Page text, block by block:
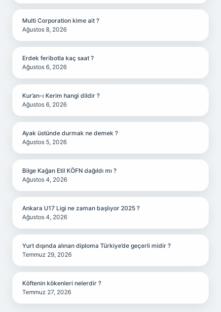
Multi Corporation kime ait ?
Ağustos 8, 2026
Erdek feribotla kaç saat ?
Ağustos 6, 2026
Kur’an-ı Kerim hangi dildir ?
Ağustos 6, 2026
Ayak üstünde durmak ne demek ?
Ağustos 5, 2026
Bilge Kağan Etil KÖFN dağıldı mı ?
Ağustos 4, 2026
Ankara U17 Ligi ne zaman başlıyor 2025 ?
Ağustos 4, 2026
Yurt dışında alınan diploma Türkiye’de geçerli midir ?
Temmuz 29, 2026
Köftenin kökenleri nelerdir ?
Temmuz 27, 2026